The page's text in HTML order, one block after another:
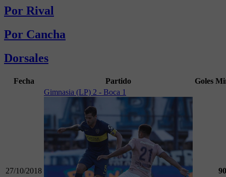
Por Rival
Por Cancha
Dorsales
Fecha Partido Goles
27/10/2018
Gimnasia (LP) 2 - Boca 1
90